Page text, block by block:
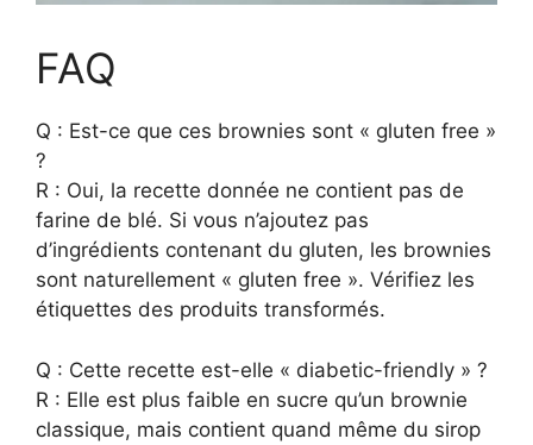
FAQ
Q : Est-ce que ces brownies sont « gluten free »
?
R : Oui, la recette donnée ne contient pas de
farine de blé. Si vous n’ajoutez pas
d’ingrédients contenant du gluten, les brownies
sont naturellement « gluten free ». Vérifiez les
étiquettes des produits transformés.
Q : Cette recette est-elle « diabetic-friendly » ?
R : Elle est plus faible en sucre qu’un brownie
classique, mais contient quand même du sirop